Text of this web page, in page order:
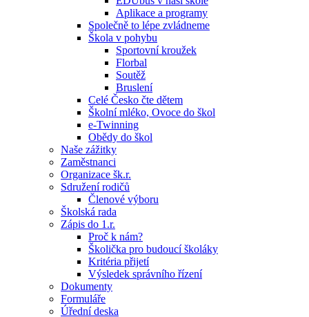
Aplikace a programy
Společně to lépe zvládneme
Škola v pohybu
Sportovní kroužek
Florbal
Soutěž
Bruslení
Celé Česko čte dětem
Školní mléko, Ovoce do škol
e-Twinning
Obědy do škol
Naše zážitky
Zaměstnanci
Organizace šk.r.
Sdružení rodičů
Členové výboru
Školská rada
Zápis do 1.r.
Proč k nám?
Školička pro budoucí školáky
Kritéria přijetí
Výsledek správního řízení
Dokumenty
Formuláře
Úřední deska